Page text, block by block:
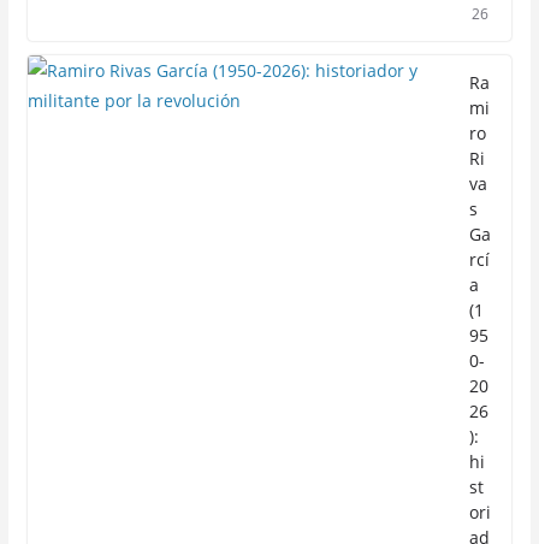
26
Ra
mi
ro
Ri
va
s
Ga
rcí
a
(1
95
0-
20
26
):
hi
st
ori
ad